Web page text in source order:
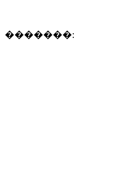
�������: